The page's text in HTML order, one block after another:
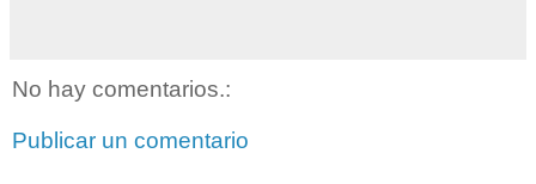
No hay comentarios.:
Publicar un comentario